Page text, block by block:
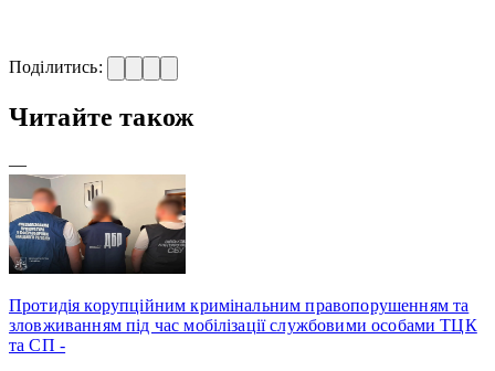
Поділитись:
Читайте також
—
Протидія корупційним кримінальним правопорушенням та
зловживанням під час мобілізації службовими особами ТЦК
та СП -